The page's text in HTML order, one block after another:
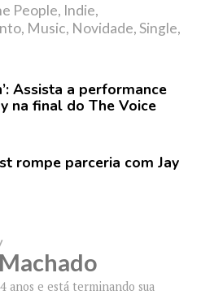
People, Indie,
, Music, Novidade,Single,
Assista a performance
na final do The Voice
rompe parceria com Jay
anos e está terminando sua